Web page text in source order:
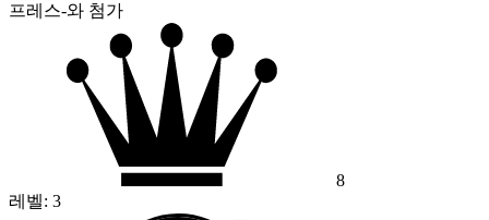
프레스-와 첨가
8
레벨: 3